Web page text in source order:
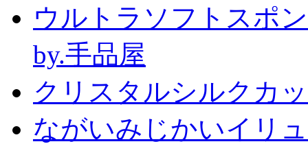
ウルトラソフトスポ
by.手品屋
クリスタルシルクカ
ながいみじかいイリ